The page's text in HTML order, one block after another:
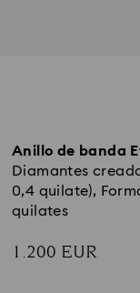
Anillo de banda
Diamantes
0,4 quilate),
quilates
1.200 EUR